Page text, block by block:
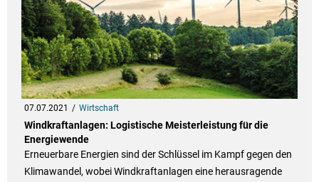
07.07.2021 Wirtschaft
Windkraftanlagen: Logistische Meisterleistung für die
Energiewende
Erneuerbare Energien sind der Schlüssel im Kampf gegen den
Klimawandel, wobei Windkraftanlagen eine herausragende